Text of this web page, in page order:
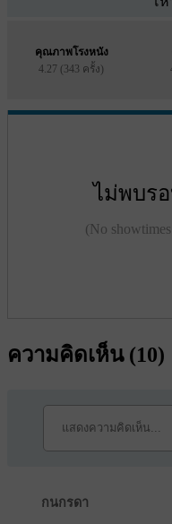
คุณภาพโรงหนัง
4.27 (343 ครั้ง)
ไม่พบร
(No
ความคิดเห็น (10)
กนกรดา